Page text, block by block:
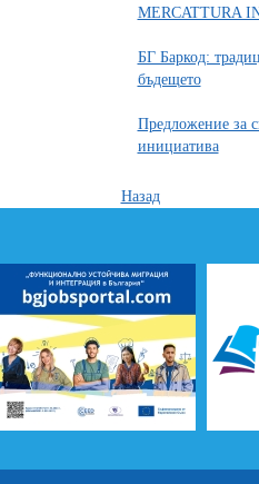
MERCATTURA
БГ Баркод:
бъдещето
Предложение за
инициатива
Назад